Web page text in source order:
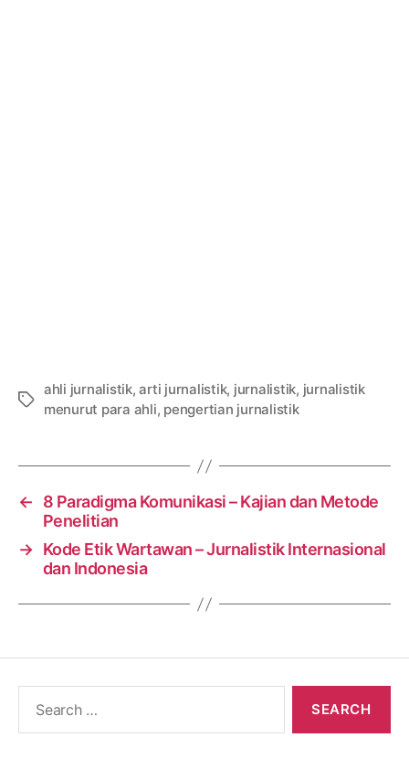
Tags
ahli jurnalistik,arti jurnalistik, jurnalistik, jurnalistik
menurut para ahli, pengertian jurnalistik
←
8 Paradigma Komunikasi – Kajian dan Metode
Penelitian
→ Kode Etik Wartawan – Jurnalistik Internasional
dan Indonesia